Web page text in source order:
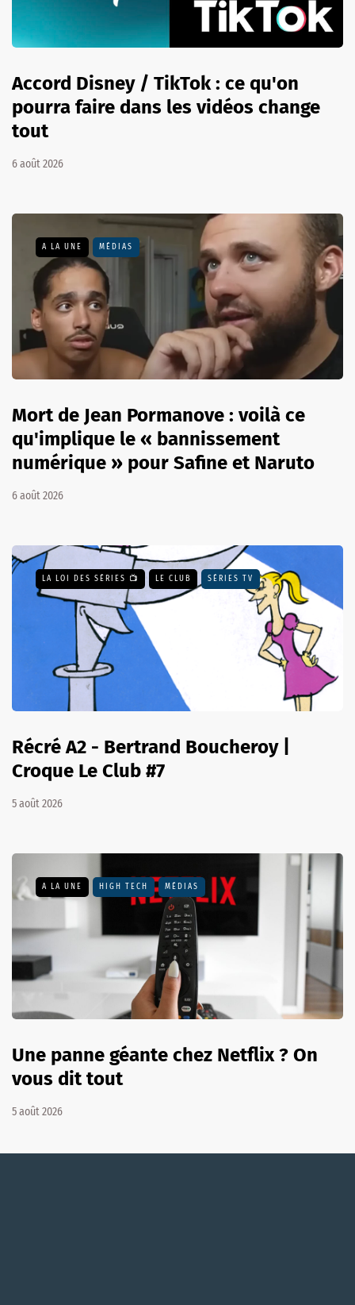
Accord Disney / TikTok : ce qu'on
pourra faire dans les vidéos change
tout
6 août 2026
A LA UNE MÉDIAS
Mort de Jean Pormanove : voilà ce
qu'implique le « bannissement
numérique » pour Safine et Naruto
6 août 2026
LA LOI DES SÉRIES 📺 LE CLUB SÉRIES TV
Récré A2 - Bertrand Boucheroy |
Croque Le Club #7
5 août 2026
A LA UNE HIGH TECH MÉDIAS
Une panne géante chez Netflix ? On
vous dit tout
5 août 2026